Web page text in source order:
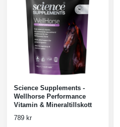
Science Supplements -
Wellhorse Performance
Vitamin & Mineraltillskott
789 kr